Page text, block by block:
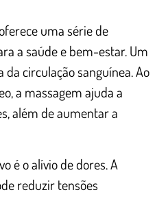
uma série de
a saúde e bem-estar. Um
circulação sanguínea. Ao
a massagem ajuda a
além de aumentar a
é o alívio de dores. A
reduzir tensões